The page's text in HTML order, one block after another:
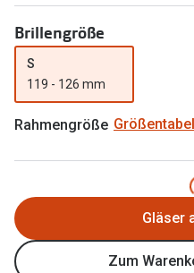
Brillenpass richtig lesen
Alle Brillen Ratgeber
Angebote
Brillen 2 für 1
20% auf selbsttönende
Back to School: 50% auf
Brillengröße
S
119 - 126 mm
Rahmengröße
Gläser
Zum